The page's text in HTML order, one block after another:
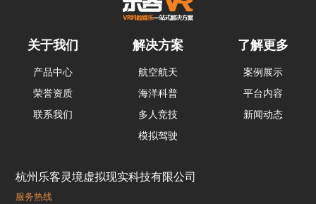
关于我们
产品中心
荣誉资质
联系我们
解决方案
航空航天
海洋科普
多人竞技
模拟驾驶
了解更多
案例展示
平台内容
新闻动态
杭州乐客灵境虚拟现实科技有限公司
服务热线